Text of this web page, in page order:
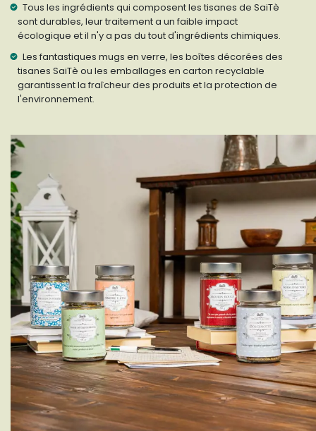
Tous les ingrédients qui composent les tisanes de SaiTè
sont durables, leur traitement a un faible impact
écologique et il n'y a pas du tout d'ingrédients chimiques.
Les fantastiques mugs en verre, les boîtes décorées des
tisanes SaiTè ou les emballages en carton recyclable
garantissent la fraîcheur des produits et la protection de
l'environnement.